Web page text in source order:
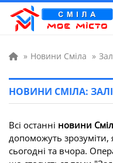
» Новини Сміла »
НОВИНИ СМІЛА:
Всі останні новини
допоможуть зрозуміти,
сьогодні та вчора.